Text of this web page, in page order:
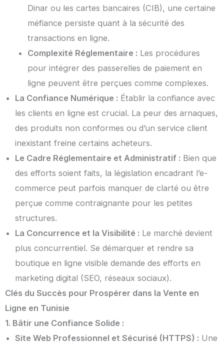
Dinar ou les cartes bancaires (CIB), une certaine
méfiance persiste quant à la sécurité des
transactions en ligne.
Complexité Réglementaire : Les procédures
pour intégrer des passerelles de paiement en
ligne peuvent être perçues comme complexes.
La Confiance Numérique : Établir la confiance avec
les clients en ligne est crucial. La peur des arnaques,
des produits non conformes ou d’un service client
inexistant freine certains acheteurs.
Le Cadre Réglementaire et Administratif : Bien que
des efforts soient faits, la législation encadrant l’e-
commerce peut parfois manquer de clarté ou être
perçue comme contraignante pour les petites
structures.
La Concurrence et la Visibilité : Le marché devient
plus concurrentiel. Se démarquer et rendre sa
boutique en ligne visible demande des efforts en
marketing digital (SEO, réseaux sociaux).
Clés du Succès pour Prospérer dans la Vente en
Ligne en Tunisie
1. Bâtir une Confiance Solide :
Site Web Professionnel et Sécurisé (HTTPS) : Une